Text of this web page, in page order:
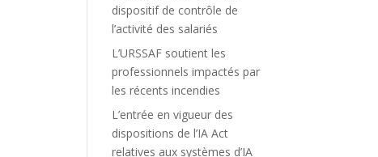
dispositif de contrôle de
l’activité des salariés
L’URSSAF soutient les
professionnels impactés par
les récents incendies
L’entrée en vigueur des
dispositions de l’IA Act
relatives aux systèmes d’IA